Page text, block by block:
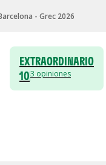
- Grec 2026
EXTRAORDINARIO
103 opiniones